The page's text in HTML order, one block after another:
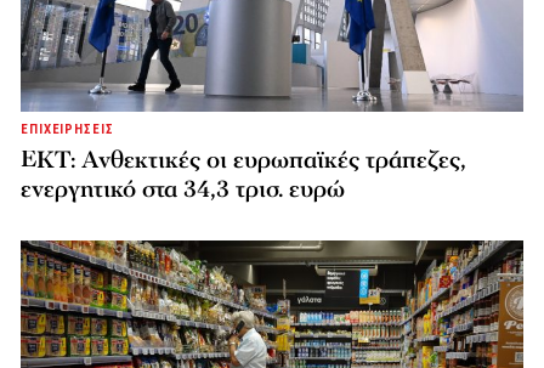
ΕΠΙΧΕΙΡΗΣΕΙΣ
ΕΚΤ: Ανθεκτικές οι ευρωπαϊκές τράπεζες,
ενεργητικό στα 34,3 τρισ. ευρώ